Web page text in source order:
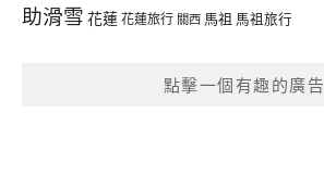
助滑雪 花蓮花蓮旅行 關西 馬祖 馬祖旅行
點擊一個有趣的廣告